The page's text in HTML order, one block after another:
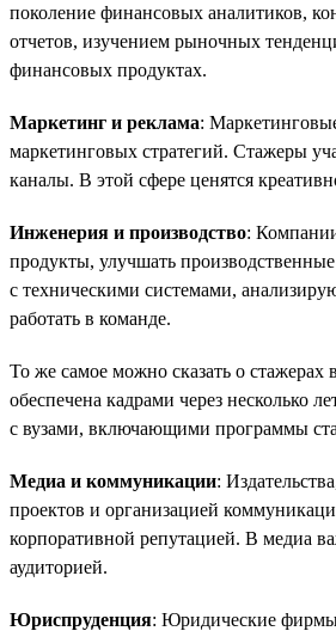
поколение финансовых аналитиков,
отчетов, изучением рыночных
финансовых продуктах.
Маркетинг и реклама:
маркетинговых стратегий. Стажеры
каналы. В этой сфере ценятся
Инженерия и производство:
продукты, улучшать
с техническими системами,
работать в команде.
То же самое можно сказать о стажерах
обеспечена кадрами через несколько
с вузами, включающими программы
Медиа и коммуникации:
проектов и организацией
корпоративной репутацией. В медиа
аудиторией.
Юриспруденция: Юридические